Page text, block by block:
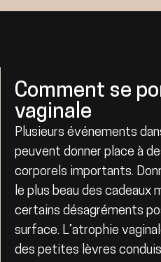
Comment se
vaginale
Plusieurs événements
peuvent donner place à
corporels importants.
le plus beau des cadeaux
certains désagréments
surface. L’atrophie
des petites lèvres